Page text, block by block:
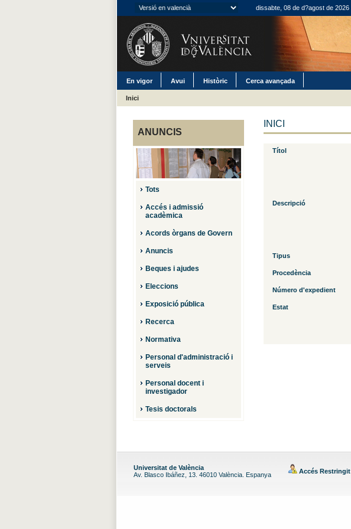
dissabte, 08 de d?agost de 2026
En vigor Avui Històric Cerca avançada
Inici
ANUNCIS
Tots
Accés i admissió
acadèmica
Acords òrgans de Govern
Anuncis
Beques i ajudes
Eleccions
Exposició pública
Recerca
Normativa
Personal d'administració i
serveis
Personal docent i
investigador
Tesis doctorals
INICI
Títol
Descripció
Tipus
Procedència
Número d'expedient
Estat
Universitat de València
Av. Blasco Ibáñez, 13. 46010 València. Espanya
Accés Restringit